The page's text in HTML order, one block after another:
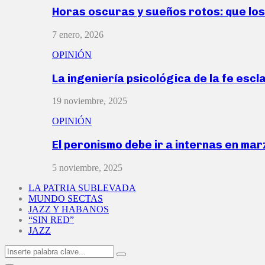
Horas oscuras y sueños rotos: que
7 enero, 2026
OPINIÓN
La ingeniería psicológica de la fe
19 noviembre, 2025
OPINIÓN
El peronismo debe ir a internas en
5 noviembre, 2025
LA PATRIA SUBLEVADA
MUNDO SECTAS
JAZZ Y HABANOS
“SIN RED”
JAZZ
Search
for:
Search